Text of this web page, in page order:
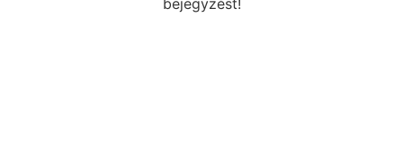
bejegyzést!